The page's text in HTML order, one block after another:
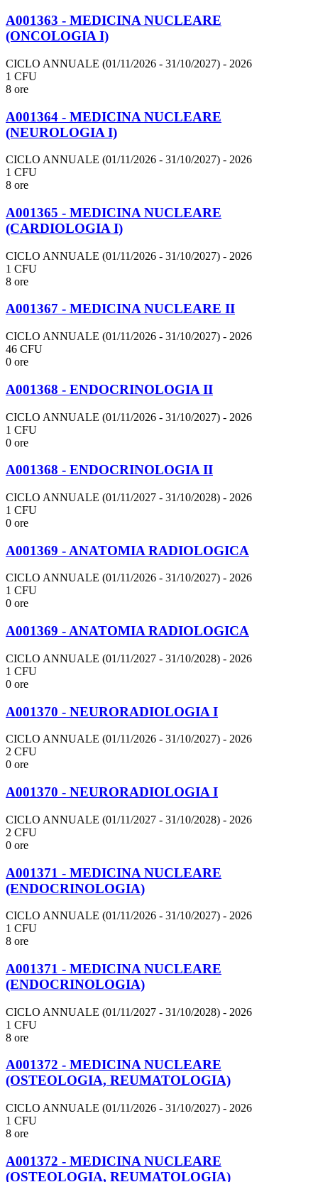
A001363 - MEDICINA NUCLEARE
(ONCOLOGIA I)
CICLO ANNUALE (01/11/2026 - 31/10/2027) - 2026
1 CFU
8 ore
A001364 - MEDICINA NUCLEARE
(NEUROLOGIA I)
CICLO ANNUALE (01/11/2026 - 31/10/2027) - 2026
1 CFU
8 ore
A001365 - MEDICINA NUCLEARE
(CARDIOLOGIA I)
CICLO ANNUALE (01/11/2026 - 31/10/2027) - 2026
1 CFU
8 ore
A001367 - MEDICINA NUCLEARE II
CICLO ANNUALE (01/11/2026 - 31/10/2027) - 2026
46 CFU
0 ore
A001368 - ENDOCRINOLOGIA II
CICLO ANNUALE (01/11/2026 - 31/10/2027) - 2026
1 CFU
0 ore
A001368 - ENDOCRINOLOGIA II
CICLO ANNUALE (01/11/2027 - 31/10/2028) - 2026
1 CFU
0 ore
A001369 - ANATOMIA RADIOLOGICA
CICLO ANNUALE (01/11/2026 - 31/10/2027) - 2026
1 CFU
0 ore
A001369 - ANATOMIA RADIOLOGICA
CICLO ANNUALE (01/11/2027 - 31/10/2028) - 2026
1 CFU
0 ore
A001370 - NEURORADIOLOGIA I
CICLO ANNUALE (01/11/2026 - 31/10/2027) - 2026
2 CFU
0 ore
A001370 - NEURORADIOLOGIA I
CICLO ANNUALE (01/11/2027 - 31/10/2028) - 2026
2 CFU
0 ore
A001371 - MEDICINA NUCLEARE
(ENDOCRINOLOGIA)
CICLO ANNUALE (01/11/2026 - 31/10/2027) - 2026
1 CFU
8 ore
A001371 - MEDICINA NUCLEARE
(ENDOCRINOLOGIA)
CICLO ANNUALE (01/11/2027 - 31/10/2028) - 2026
1 CFU
8 ore
A001372 - MEDICINA NUCLEARE
(OSTEOLOGIA, REUMATOLOGIA)
CICLO ANNUALE (01/11/2026 - 31/10/2027) - 2026
1 CFU
8 ore
A001372 - MEDICINA NUCLEARE
(OSTEOLOGIA, REUMATOLOGIA)